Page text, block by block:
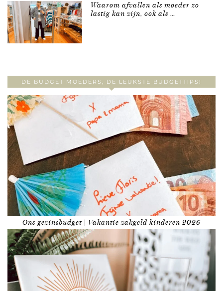
Waarom afvallen als moeder zo
lastig kan zijn, ook als …
DE BUDGET MOEDERS, DE LEUKSTE BUDGETTIPS!
Ons gezinsbudget | Vakantie zakgeld kinderen 2026